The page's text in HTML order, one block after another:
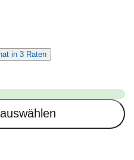
in 3 Raten